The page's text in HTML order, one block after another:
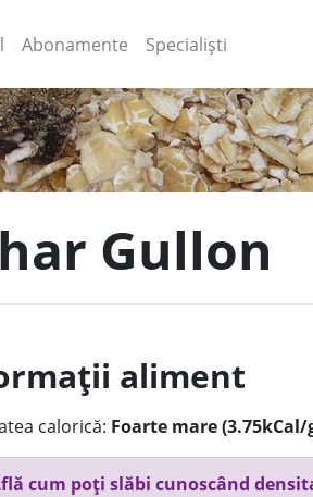
(current)
Abonamente Specialiști
Gullon
aliment
calorică: Foarte mare (3.75kCal/
cum poți slăbi cunoscând